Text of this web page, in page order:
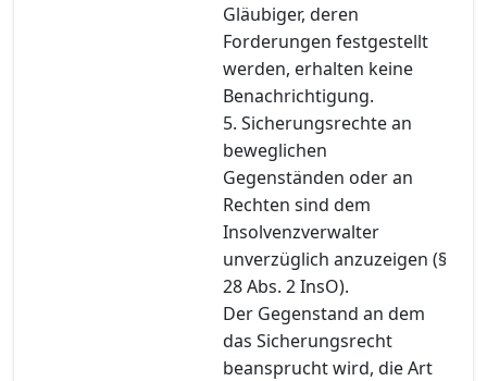
Gläubiger, deren
Forderungen festgestellt
werden, erhalten keine
Benachrichtigung.
5. Sicherungsrechte an
beweglichen
Gegenständen oder an
Rechten sind dem
Insolvenzverwalter
unverzüglich anzuzeigen (§
28 Abs. 2 InsO).
Der Gegenstand an dem
das Sicherungsrecht
beansprucht wird, die Art